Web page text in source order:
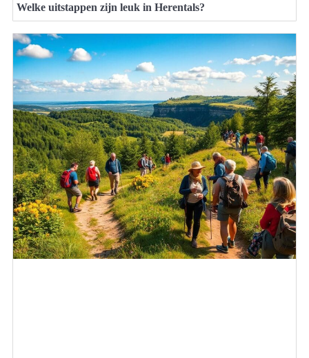
Welke uitstappen zijn leuk in Herentals?